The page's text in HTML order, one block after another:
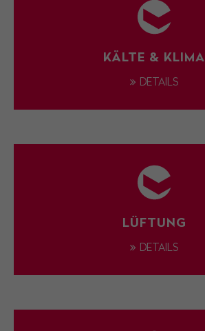
KÄLTE & KLIMA
DETAILS
LÜFTUNG
DETAILS